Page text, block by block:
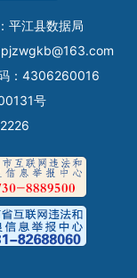
平江县数据局
pjzwgkb@163.com
：4306260016
号